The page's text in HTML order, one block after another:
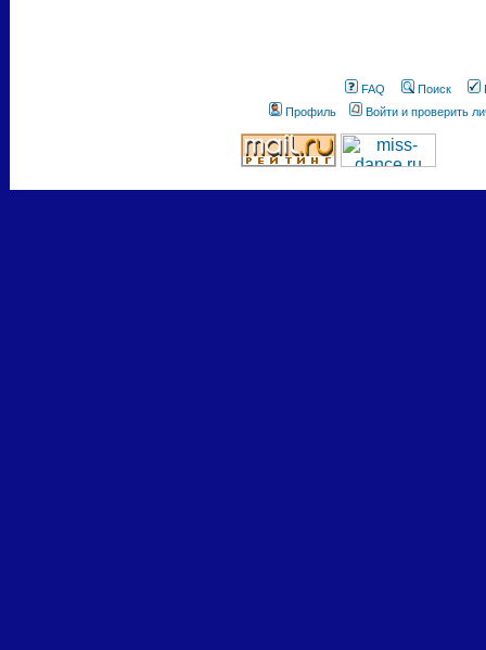
FAQ Поиск
Профиль
Войти и проверить